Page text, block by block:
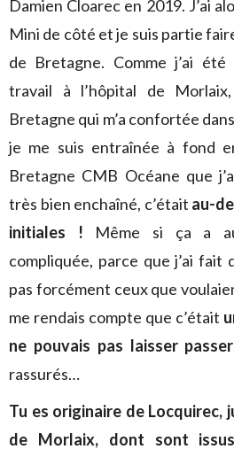
Damien Cloarec en 2019. J’ai
Mini de côté et je suis partie
de Bretagne. Comme j’ai
travail à l’hôpital de
Bretagne qui m’a confortée
je me suis entraînée à fond
Bretagne CMB Océane que
très bien enchaîné, c’était au-
initiales ! Même si ça a
compliquée, parce que j’ai fait
pas forcément ceux que
me rendais compte que c’était
ne pouvais pas laisser passer
rassurés…
Tu es originaire de Locquirec,
de Morlaix, dont sont